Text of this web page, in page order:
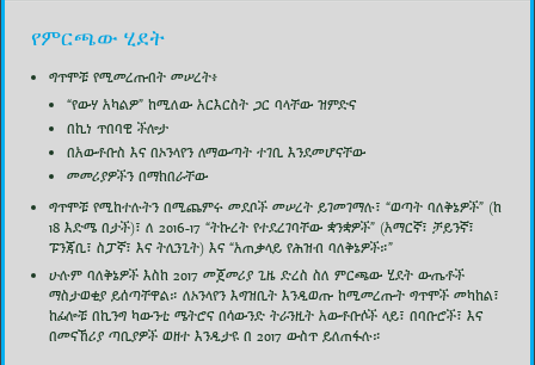
የምርጫው ሂደት
ግጥሞቹ የሚመረጡበት መሠረት፥
“የውሃ አካልዎ” ከሚለው አርእርስት ጋር ባላቸው ዝምድና
በኪነ ጥበባዊ ችሎታ
በአውቶቡስ እና በኦንላየን ለማውጣት ተገቢ እንደመሆናቸው
መመሪያዎችን በማክበራቸው
ግጥሞቹ የሚከተሉትን በሚጨምሩ መደቦች መሠረት ይገመገማሉ፣ “ወጣት ባለቅኔዎች” (ከ
18 እድሜ በታች)፣ ለ 2016-17 “ትኩረት የተደረገባቸው ቋንቋዎች” (አማርኛ፣ ቻይንኛ፣
ፑንጃቢ፣ ስፓኛ፣ እና ትሊንጊት) እና “አጠቃላይ የሕዝብ ባለቅኔዎች።”
ሁሉም ባለቅኔዎች እስከ 2017 መጀመሪያ ጊዜ ድረስ ስለ ምርጫው ሂደት ውጤቶች
ማስታወቂያ ይሰጣቸዋል። ለኦንላየን እግዝቢት እንዲወጡ ከሚመረጡት ግጥሞች መካከል፣
ከፊሎቹ በኪንግ ካውንቲ ሜትሮና በሳውንድ ትራንዚት አውቶቡሶች ላይ፣ በባቡሮች፣ እና
በመናኸሪያ ጣቢያዎች ወዘተ እንዲታዩ በ 2017 ውስጥ ይለጠፋሉ።